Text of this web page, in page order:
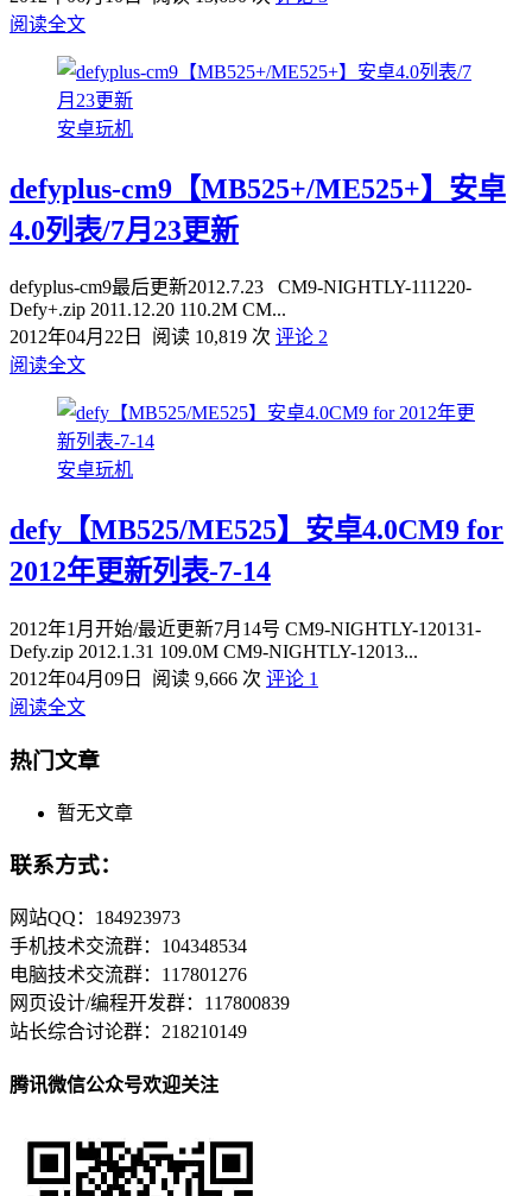
阅读全文
安卓玩机
defyplus-cm9【MB525+/ME525+】安卓
4.0列表/7月23更新
defyplus-cm9最后更新2012.7.23 CM9-NIGHTLY-111220-
Defy+.zip 2011.12.20 110.2M CM...
2012年04月22日
阅读 10,819 次 评论 2
阅读全文
安卓玩机
defy【MB525/ME525】安卓4.0CM9 for
2012年更新列表-7-14
2012年1月开始/最近更新7月14号 CM9-NIGHTLY-120131-
Defy.zip 2012.1.31 109.0M CM9-NIGHTLY-12013...
2012年04月09日
阅读 9,666 次 评论 1
阅读全文
热门文章
暂无文章
联系方式：
网站QQ：184923973
手机技术交流群：104348534
电脑技术交流群：117801276
网页设计/编程开发群：117800839
站长综合讨论群：218210149
腾讯微信公众号欢迎关注